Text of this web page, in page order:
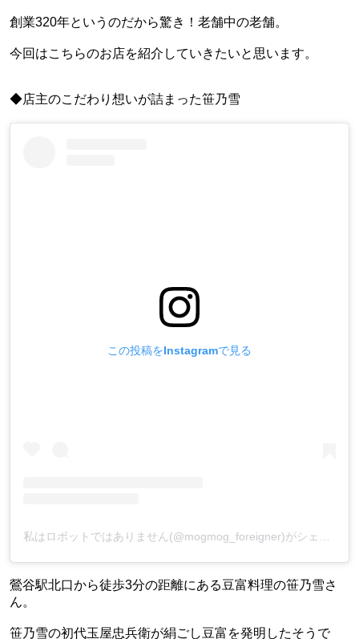
創業320年というのだから驚き！老舗中の老舗。
今回はこちらのお店を紹介していきたいと思います。
◆店主のこだわり想いが詰まった笹乃雪
この投稿をInstagramで見る
私はロボットではありません(@mogmog_foreigner)がシェアした投稿
鶯谷駅北口から徒歩3分の距離にある豆富料理の笹乃雪さ
ん。
笹乃雪の初代玉屋忠兵衛が絹ごし豆富を発明したそうで